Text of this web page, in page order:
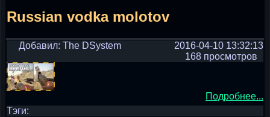
Russian vodka molotov
Добавил: The DSystem
2016-04-10 13:32:13
168 просмотров
Подробнее...
Тэги: